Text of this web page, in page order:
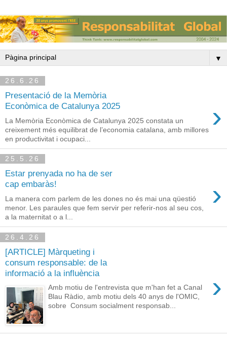
▼
26.6.26
Presentació de la Memòria
Econòmica de Catalunya 2025
›
La Memòria Econòmica de Catalunya 2025 constata un
creixement més equilibrat de l’economia catalana, amb millores
en productivitat i ocupaci...
25.5.26
Estar prenyada no ha de ser
cap embaràs!
›
La manera com parlem de les dones no és mai una qüestió
menor. Les paraules que fem servir per referir-nos al seu cos,
a la maternitat o a l...
26.4.26
[ARTICLE] Màrqueting i
consum responsable: de la
informació a la influència
›
Amb motiu de l'entrevista que m'han fet a Canal
Blau Ràdio, amb motiu dels 40 anys de l'OMIC,
sobre Consum socialment responsab...